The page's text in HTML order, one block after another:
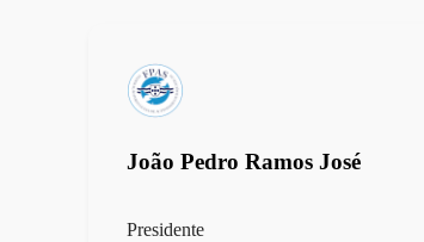
João Pedro Ramos José
Presidente